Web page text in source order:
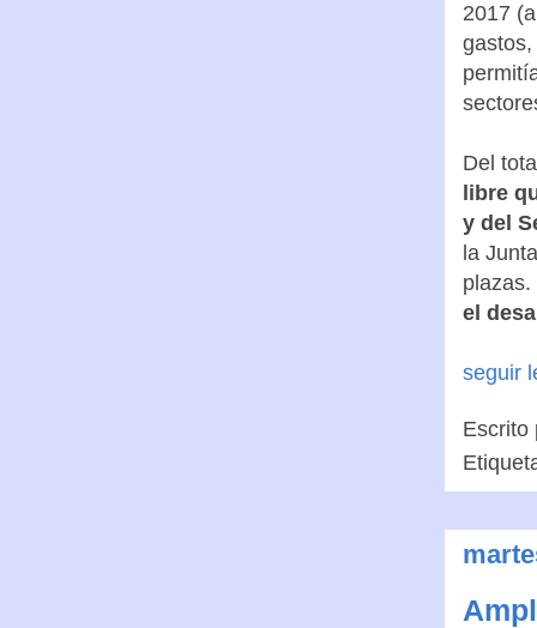
2017
Del
libre
y del
la
el
seguir